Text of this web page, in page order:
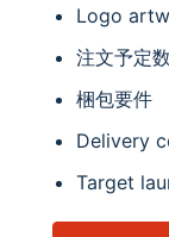
Logo
注文予定
梱包要件
Delivery
Target